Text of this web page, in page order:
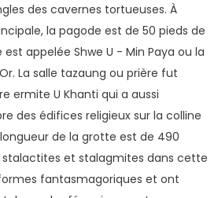
des cavernes tortueuses. À
la pagode est de 50 pieds de
appelée Shwe U - Min Paya ou la
La salle tazaung ou prière fut
ermite U Khanti qui a aussi
des édifices religieux sur la colline
de la grotte est de 490
stalactites et stalagmites dans cette
fantasmagoriques et ont